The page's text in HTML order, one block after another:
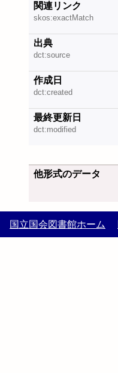
関連リンク
skos:exactMatch
出典
dct:source
作成日
dct:created
最終更新日
dct:modified
他形式のデータ
国立国会図書館ホーム